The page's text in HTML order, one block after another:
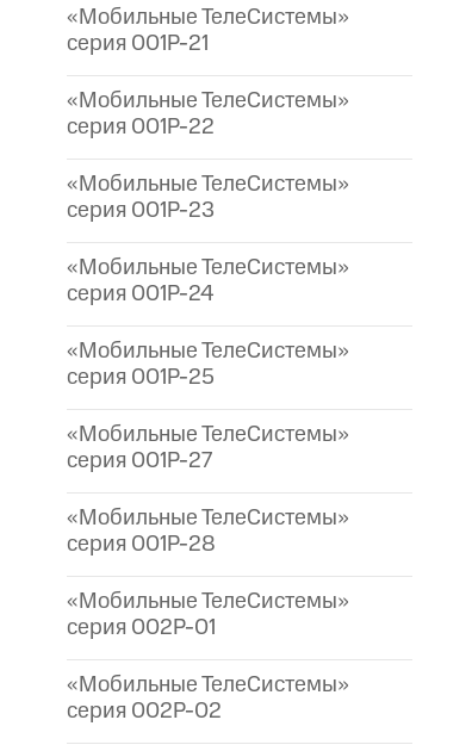
«Мобильные ТелеСистемы»
серия 001P-21
«Мобильные ТелеСистемы»
серия 001P-22
«Мобильные ТелеСистемы»
серия 001P-23
«Мобильные ТелеСистемы»
серия 001P-24
«Мобильные ТелеСистемы»
серия 001P-25
«Мобильные ТелеСистемы»
серия 001P-27
«Мобильные ТелеСистемы»
серия 001P-28
«Мобильные ТелеСистемы»
серия 002P-01
«Мобильные ТелеСистемы»
серия 002P-02